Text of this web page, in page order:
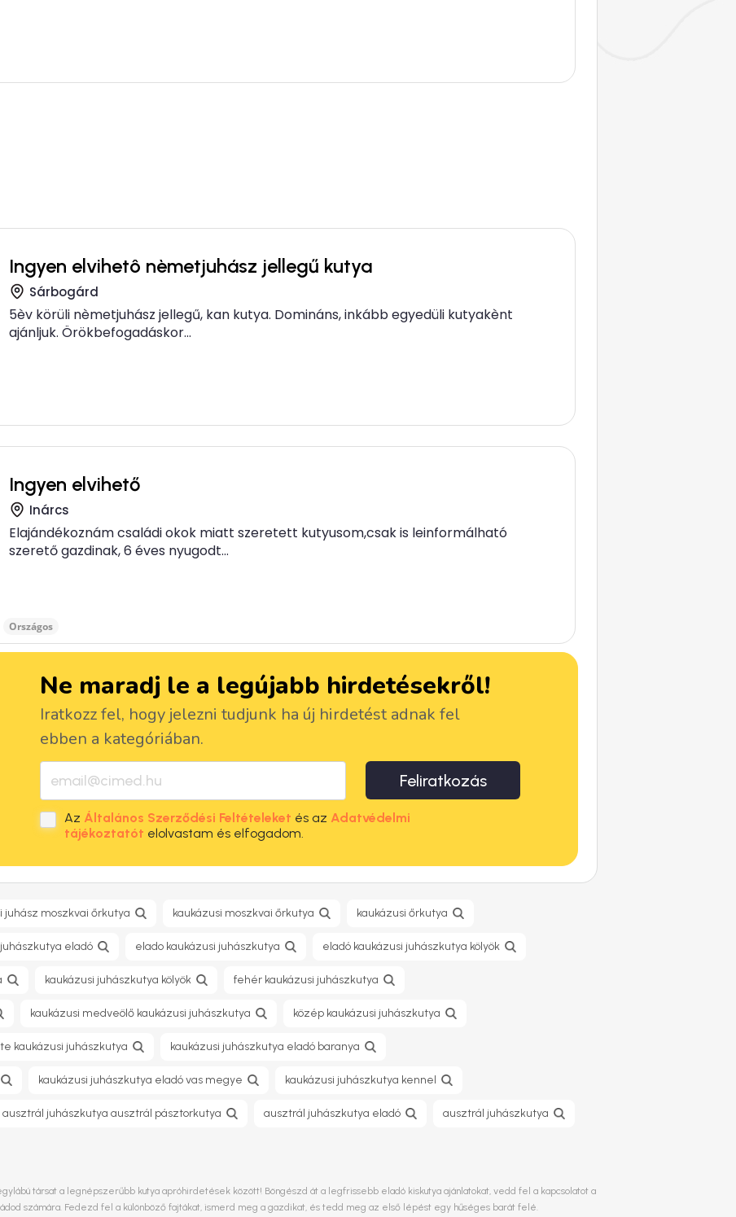
Ingyen elvihetô nèmetjuhász jellegű kutya
Sárbogárd
5èv körüli nèmetjuhász jellegű, kan kutya. Domináns, inkább egyedüli kutyakènt
ajánljuk. Örökbefogadáskor...
Ingyen elvihető
Inárcs
Elajándékoznám családi okok miatt szeretett kutyusom,csak is leinformálható
szerető gazdinak, 6 éves nyugodt...
Országos
Ne maradj le a legújabb hirdetésekről!
Iratkozz fel, hogy jelezni tudjunk ha új hirdetést adnak fel
ebben a kategóriában.
Feliratkozás
Az Általános Szerződési Feltételeket és az Adatvédelmi
tájékoztatót elolvastam és elfogadom.
juhász moszkvai őrkutya kaukázusi moszkvai őrkutya kaukázusi őrkutya
eladó elado kaukázusi juhászkutya eladó kaukázusi juhászkutya kölyök
kaukázusi juhászkutya kölyök fehér kaukázusi juhászkutya
kaukázusi medveölő kaukázusi juhászkutya közép kaukázusi juhászkutya
kaukázusi juhászkutya kaukázusi juhászkutya eladó baranya
kaukázusi juhászkutya eladó vas megye kaukázusi juhászkutya kennel
ausztrál juhászkutya ausztrál pásztorkutya ausztrál juhászkutya eladó ausztrál juhászkutya
társat a legnépszerűbb kutya apróhirdetések között! Böngészd át a legfrissebb eladó kiskutya ajánlatokat, vedd fel a kapcsolatot a
számára. Fedezd fel a különböző fajtákat, ismerd meg a gazdikat, és tedd meg az első lépést egy hűséges barát felé.